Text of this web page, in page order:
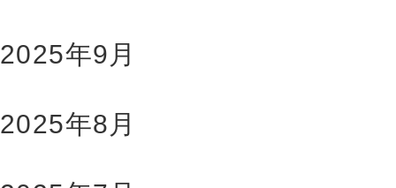
2025年9月
2025年8月